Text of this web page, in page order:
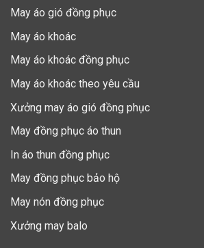
May áo gió đồng phục
May áo khoác
May áo khoác đồng phục
May áo khoác theo yêu cầu
Xưởng may áo gió đồng phục
May đồng phục áo thun
In áo thun đồng phục
May đồng phục bảo hộ
May nón đồng phục
Xưởng may balo